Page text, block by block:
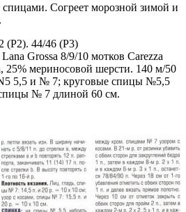
Согреет морозной зимой и
(P2). 44/46 (Р3)
Grossa 8/9/10 мотков Carezza
25% мериносовой шерсти. 140 м/50
5,5 и № 7; круговые спицы №5,5
№ 7 длиной 60 см.